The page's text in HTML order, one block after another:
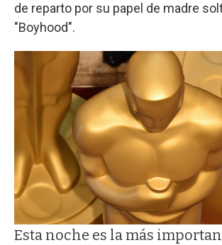
de reparto por su papel de madre
"Boyhood".
Esta noche es la más